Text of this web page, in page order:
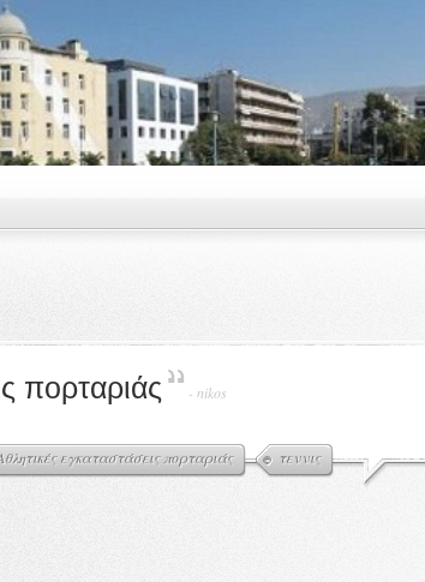
πορταριάς - nikos
εγκαταστάσεις πορταριάς τεννις